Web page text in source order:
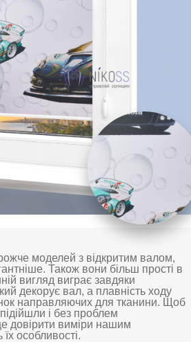
моделей з відкритим валом,
Також вони більш прості в
вигляд виграє завдяки
декорує вал, а плавність ходу
направляючих для тканини. Щоб
і без проблем
довірити виміри нашим
особливості.